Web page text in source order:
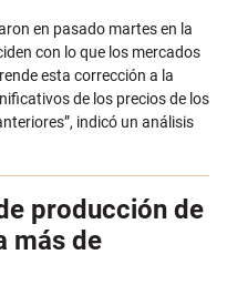
en pasado martes en la
con lo que los mercados
esta corrección a la
de los precios de los
indicó un análisis
producción de
más de